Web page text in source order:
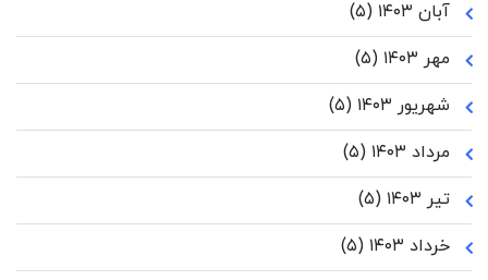
آبان ۱۴۰۳
(۵)
مهر ۱۴۰۳
(۵)
شهریور ۱۴۰۳
(۵)
مرداد ۱۴۰۳
(۵)
تیر ۱۴۰۳
(۵)
خرداد ۱۴۰۳
(۵)